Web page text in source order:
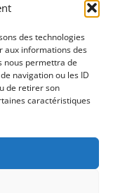
des technologies
aux informations des
nous permettra de
navigation ou les ID
de retirer son
caractéristiques
Fouillard